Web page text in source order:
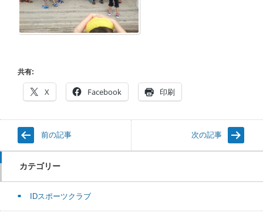
共有:
X Facebook 印刷
前の記事 次の記事
カテゴリー
IDスポーツクラブ